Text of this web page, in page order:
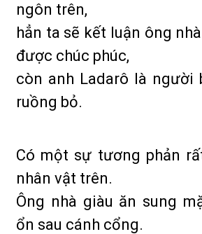
ngôn trên,
hẳn ta sẽ kết luận ông
được chúc phúc,
còn anh Ladarô là người
ruồng bỏ.
Có một sự tương phản
nhân vật trên.
Ông nhà giàu ăn sung
ổn sau cánh cổng.